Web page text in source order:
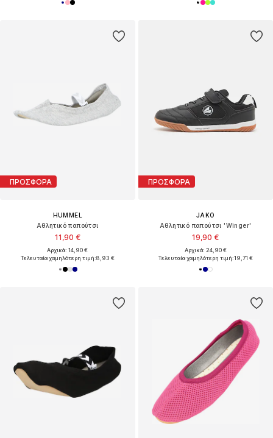
ΠΡΟΣΦΟΡΑ
HUMMEL
Αθλητικό παπούτσι
11,90 €
Αρχικά: 14,90 €
Τελευταία χαμηλότερη τιμή:8,93 €
ΠΡΟΣΦΟΡΑ
JAKO
Αθλητικό παπούτσι 'Winger'
19,90 €
Αρχικά: 24,90 €
Τελευταία χαμηλότερη τιμή:19,71 €